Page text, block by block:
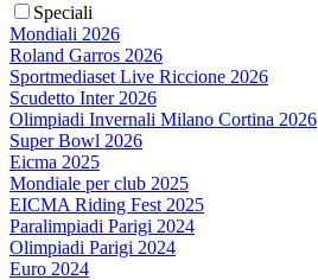
Speciali
Mondiali 2026
Roland Garros 2026
Sportmediaset Live Riccione 2026
Scudetto Inter 2026
Olimpiadi Invernali Milano Cortina 2026
Super Bowl 2026
Eicma 2025
Mondiale per club 2025
EICMA Riding Fest 2025
Paralimpiadi Parigi 2024
Olimpiadi Parigi 2024
Euro 2024